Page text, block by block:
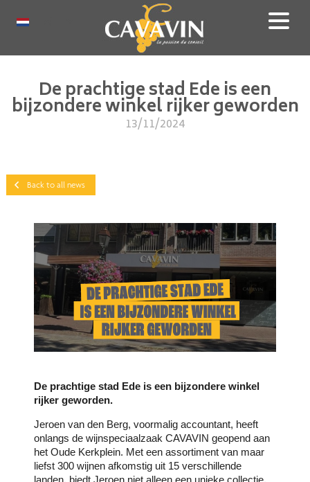
De prachtige stad Ede is een
bijzondere winkel rijker geworden
13/11/2024
Back to all news
De prachtige stad Ede is een bijzondere winkel
rijker geworden.
Jeroen van den Berg, voormalig accountant, heeft
onlangs de wijnspeciaalzaak CAVAVIN geopend aan
het Oude Kerkplein. Met een assortiment van maar
liefst 300 wijnen afkomstig uit 15 verschillende